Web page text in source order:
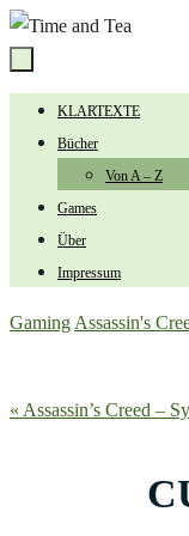
Zum
springen
Zum
Inhalt
KLARTEXTE
Bücher
Von A – Z
Games
Über
Impressum
Start
Gaming Assassin's
« Assassin’s Creed –